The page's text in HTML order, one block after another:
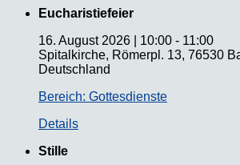
Eucharistiefeier
16. August 2026
10:00 - 11:00
Spitalkirche, Römerpl. 13, 76530
Deutschland
Bereich: Gottesdienste
Details
Stille